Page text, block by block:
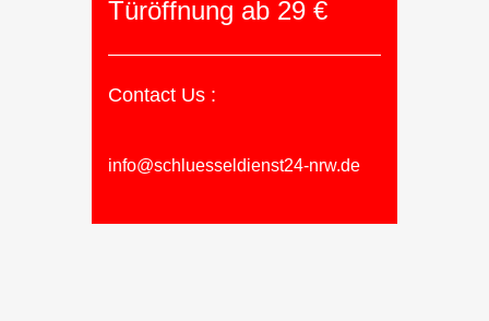
Türöffnung ab 29 €
Contact Us :
info@schluesseldienst24-nrw.de